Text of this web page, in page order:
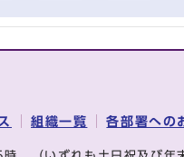
組織一覧 各部署への